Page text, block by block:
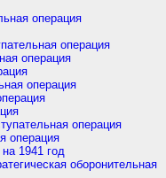
операция
операция
операция
операция
операция
операция
1941 год
оборонительная